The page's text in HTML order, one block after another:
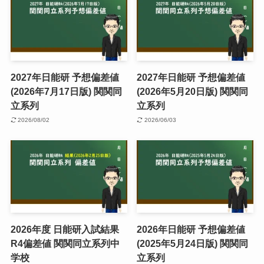
2027年日能研 予想偏差値
(2026年7月17日版) 関関同
立系列
2026/08/02
2027年日能研 予想偏差値
(2026年5月20日版) 関関同
立系列
2026/06/03
2026年度 日能研入試結果
R4偏差値 関関同立系列中
学校
2026年日能研 予想偏差値
(2025年5月24日版) 関関同
立系列